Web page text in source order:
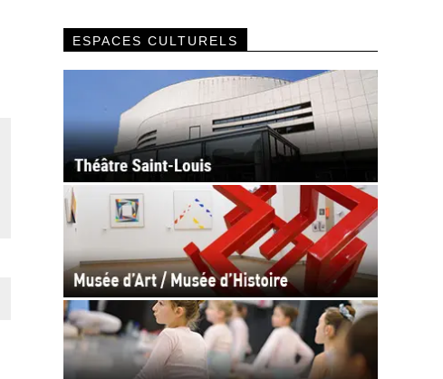
ESPACES CULTURELS